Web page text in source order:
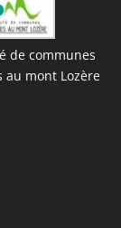
de communes
au mont Lozère